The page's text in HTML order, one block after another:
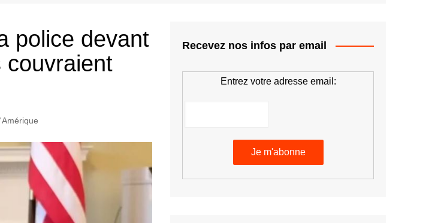
police devant
couvraient
Recevez nos infos par email
Entrez votre adresse email: